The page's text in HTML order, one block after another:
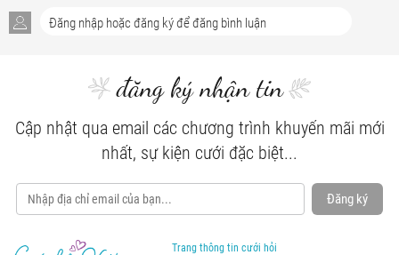
đăng ký nhận tin
Cập nhật qua email các chương trình khuyến mãi mới
nhất, sự kiện cưới đặc biệt...
Đăng ký
Trang thông tin cưới hỏi